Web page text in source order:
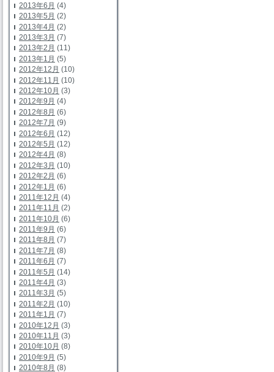
2013年6月 (4)
2013年5月 (2)
2013年4月 (2)
2013年3月 (7)
2013年2月 (11)
2013年1月 (5)
2012年12月 (10)
2012年11月 (10)
2012年10月 (3)
2012年9月 (4)
2012年8月 (6)
2012年7月 (9)
2012年6月 (12)
2012年5月 (12)
2012年4月 (8)
2012年3月 (10)
2012年2月 (6)
2012年1月 (6)
2011年12月 (4)
2011年11月 (2)
2011年10月 (6)
2011年9月 (6)
2011年8月 (7)
2011年7月 (8)
2011年6月 (7)
2011年5月 (14)
2011年4月 (3)
2011年3月 (5)
2011年2月 (10)
2011年1月 (7)
2010年12月 (3)
2010年11月 (3)
2010年10月 (8)
2010年9月 (5)
2010年8月 (8)